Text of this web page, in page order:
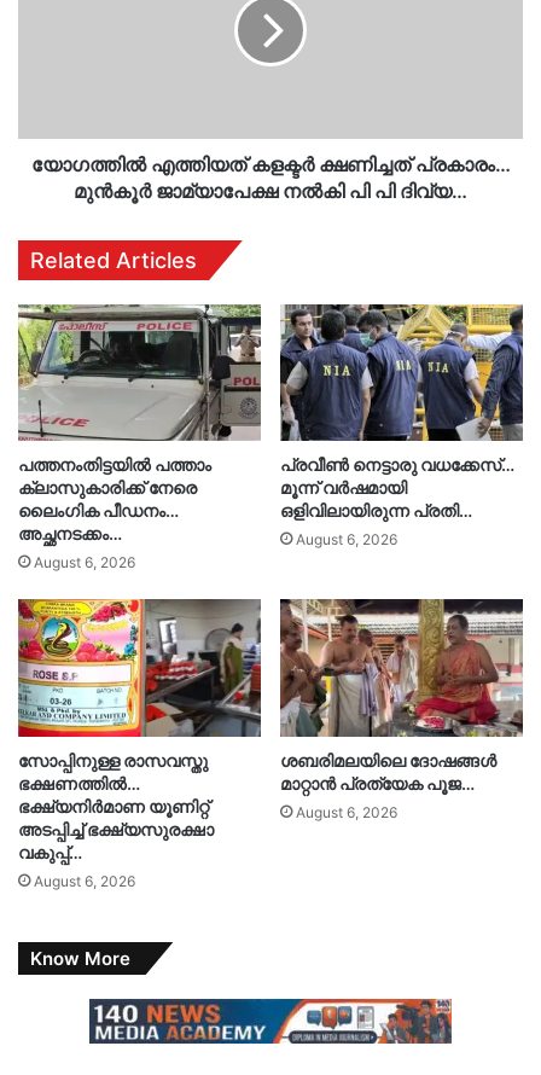
പി
പിയോഗത്തിൽ എത്തിയത് കളക്ടർ ക്ഷണിച്ചത് പ്രകാരം…
മുൻകൂർ ജാമ്യാപേക്ഷ നൽകി പി പി ദിവ്യ…
Related Articles
പത്തനംതിട്ടയിൽ പത്താം
ക്ലാസുകാരിക്ക് നേരെ
ലൈംഗിക പീഡനം…
അച്ഛനടക്കം…
August 6, 2026
പ്രവീൺ നെട്ടാരു വധക്കേസ്…
മൂന്ന് വർഷമായി
ഒളിവിലായിരുന്ന പ്രതി…
August 6, 2026
സോപ്പിനുള്ള രാസവസ്തു
ഭക്ഷണത്തിൽ…
ഭക്ഷ്യനിർമാണ യൂണിറ്റ്
അടപ്പിച്ച് ഭക്ഷ്യസുരക്ഷാ
വകുപ്പ്…
August 6, 2026
ശബരിമലയിലെ ദോഷങ്ങൾ
മാറ്റാൻ പ്രത്യേക പൂജ…
August 6, 2026
Know More